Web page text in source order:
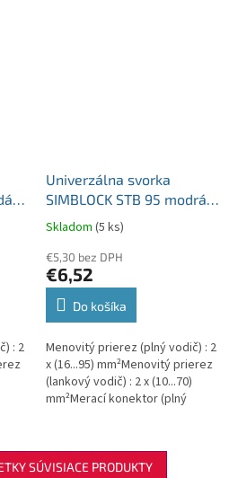
: 2
Univerzálna svorka
SIMBLOCK STB 95 modrá
Al/Cu 1x95mm2
jednopólová, 2 otvory
Skladom (5 ks)
€5,30 bez DPH
€6,52
Do košíka
Menovitý prierez (plný vodič) : 2
x (16...95) mm²Menovitý prierez
(lankový vodič) : 2 x (10...70)
mm²Merací konektor (plný
SÚVISIACE PRODUKTY